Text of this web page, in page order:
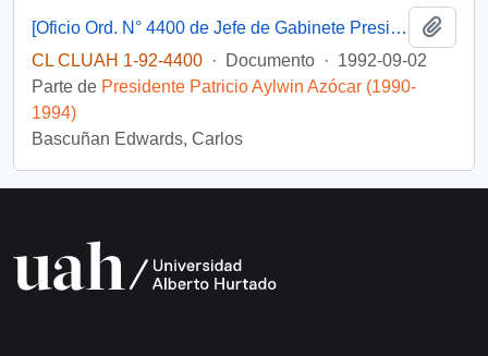
[Oficio Ord. N° 4400 de Jefe de Gabinete Presidencial, remite copia de carta]
CL CLUAH 1-92-4400 · Documento · 1992-09-02
Parte de Presidente Patricio Aylwin Azócar (1990-
1994)
Bascuñan Edwards, Carlos